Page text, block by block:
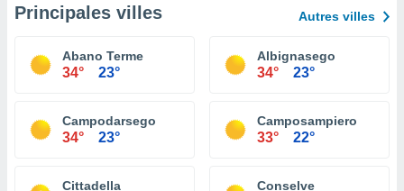
Principales villes Autres villes
Abano Terme
34° 23°
Albignasego
34° 23°
Campodarsego
34° 23°
Camposampiero
33° 22°
Cittadella Conselve